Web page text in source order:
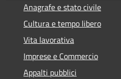
Anagrafe e stato civile
Cultura e tempo libero
Vita lavorativa
Imprese e Commercio
Appalti pubblici